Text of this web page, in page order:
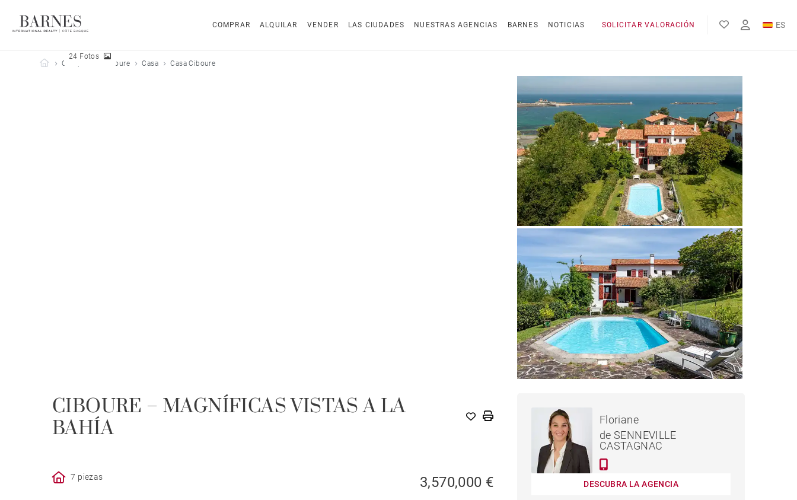
COMPRAR ALQUILAR VENDER LAS CIUDADES NUESTRAS AGENCIAS BARNES NOTICIAS SOLICITAR VALORACIÓN ES
EN
Barnes Côte Basque
Comprar Ciboure Casa Casa Ciboure
24 Fotos
CIBOURE – MAGNÍFICAS VISTAS A LA
BAHÍA
7 piezas 3,570,000 €
CASA CIBOURE
Floriane
de SENNEVILLE
CASTAGNAC
DESCUBRA LA AGENCIA